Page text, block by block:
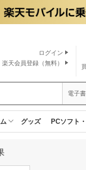
ログイン
楽天会員登録（無料）
電子
グッズ PCソフト